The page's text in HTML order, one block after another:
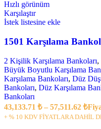
Hızlı görünüm
Karşılaştır
İstek listesine ekle
1501 Karşılama
2 Kişilik Karşılama Bankoları,
Büyük Boyutlu Karşılama
Karşılama Bankoları, Düz
Bankoları, Düz Karşılama
Bankoları
43,133.71 ₺ – 57,511.62 ₺
+ % 10 KDV FİYATLARA DAHİL